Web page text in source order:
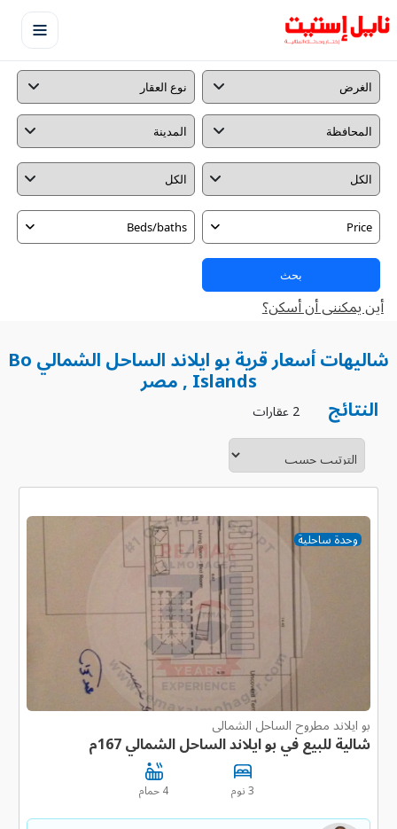
Price
Beds/baths
بحث
أين يمكننى أن أسكن؟
شاليهات أسعار قرية بو ايلاند الساحل الشمالي Bo
Islands , مصر
النتائج
2 عقارات
وحدة ساحلية
بو ايلاند مطروح الساحل الشمالى
شالية للبيع في بو ايلاند الساحل الشمالي 167م
3 نوم 4 حمام